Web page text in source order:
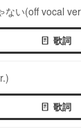
ない(off vocal
歌詞
歌詞